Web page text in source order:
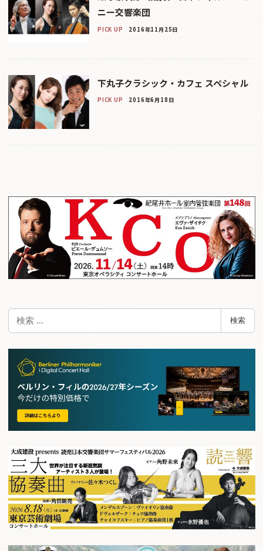
ニー交響楽団
PICK UP 2016年11月25日
下丸子クラシック・カフェ スペシャル
PICK UP 2016年6月18日
検
検索